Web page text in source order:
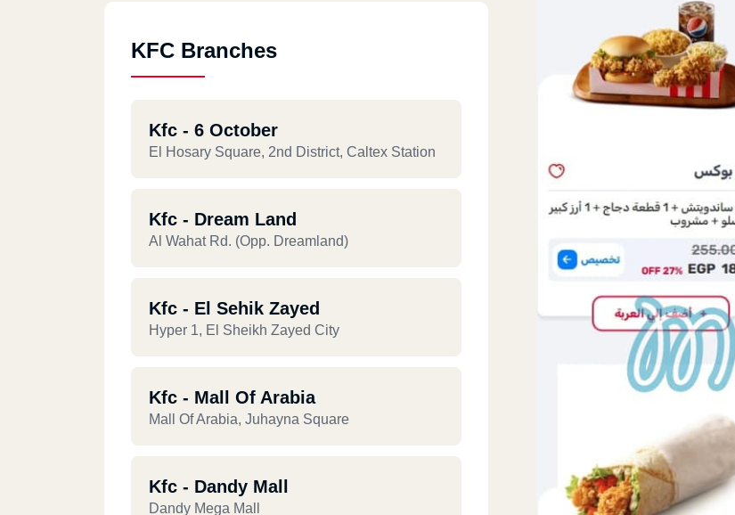
KFC Branches
Kfc - 6 October
El Hosary Square, 2nd District, Caltex Station
Kfc - Dream Land
Al Wahat Rd. (opp. Dreamland)
Kfc - El Sehik Zayed
Hyper 1, El Sheikh Zayed City
Kfc - Mall Of Arabia
Mall Of Arabia, Juhayna Square
Kfc - Dandy Mall
Dandy Mega Mall